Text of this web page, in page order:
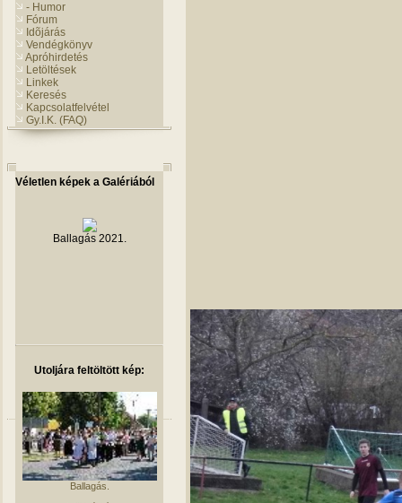
- Humor
Fórum
Idõjárás
Vendégkönyv
Apróhirdetés
Letöltések
Linkek
Keresés
Kapcsolatfelvétel
Gy.I.K. (FAQ)
Véletlen képek a Galériából
Ballagás 2021.
Utoljára feltöltött kép:
Ballagás.